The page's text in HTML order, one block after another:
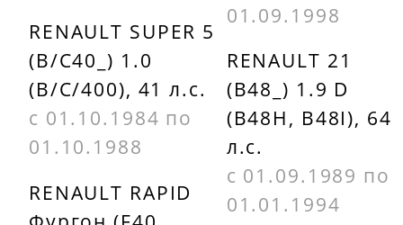
RENAULT SUPER 5
(B/C40_) 1.0
(B/C/400), 41 л.с.
с 01.10.1984 по
01.10.1988
RENAULT RAPID
01.09.1998
RENAULT 21
(B48_) 1.9 D
(B48H, B48I), 64
л.с.
с 01.09.1989 по
01.01.1994